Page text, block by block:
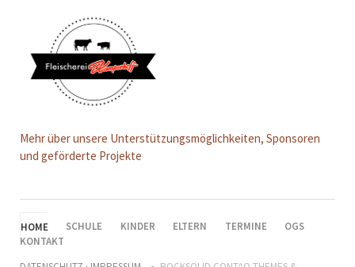
Mehr über unsere Unterstützungsmöglichkeiten, Sponsoren
und geförderte Projekte
NAVIGATION
ÜBERSPRINGEN
HOME SCHULE KINDER ELTERN TERMINE
OGS
KONTAKT